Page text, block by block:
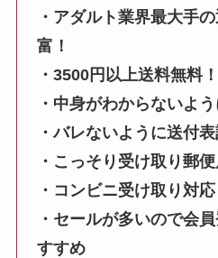
・アダルト業界最大手
富！
・3500円以上送料無料！
・中身がわからないよ
・バレないように送付
・こっそり受け取り郵
・コンビニ受け取り対応
・セールが多いので会
すすめ